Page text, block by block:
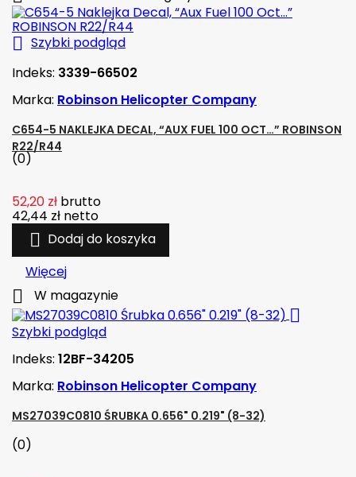
 Szybki podgląd
Indeks: 3339-66502
Marka: Robinson Helicopter Company
C654-5 NAKLEJKA DECAL, “AUX FUEL 100 OCT…” ROBINSON
R22/R44
(0)
52,20 zł brutto
42,44 zł netto
 Dodaj do koszyka
Więcej
 W magazynie

Szybki podgląd
Indeks: 12BF-34205
Marka: Robinson Helicopter Company
MS27039C0810 ŚRUBKA 0.656" 0.219" (8-32)
(0)